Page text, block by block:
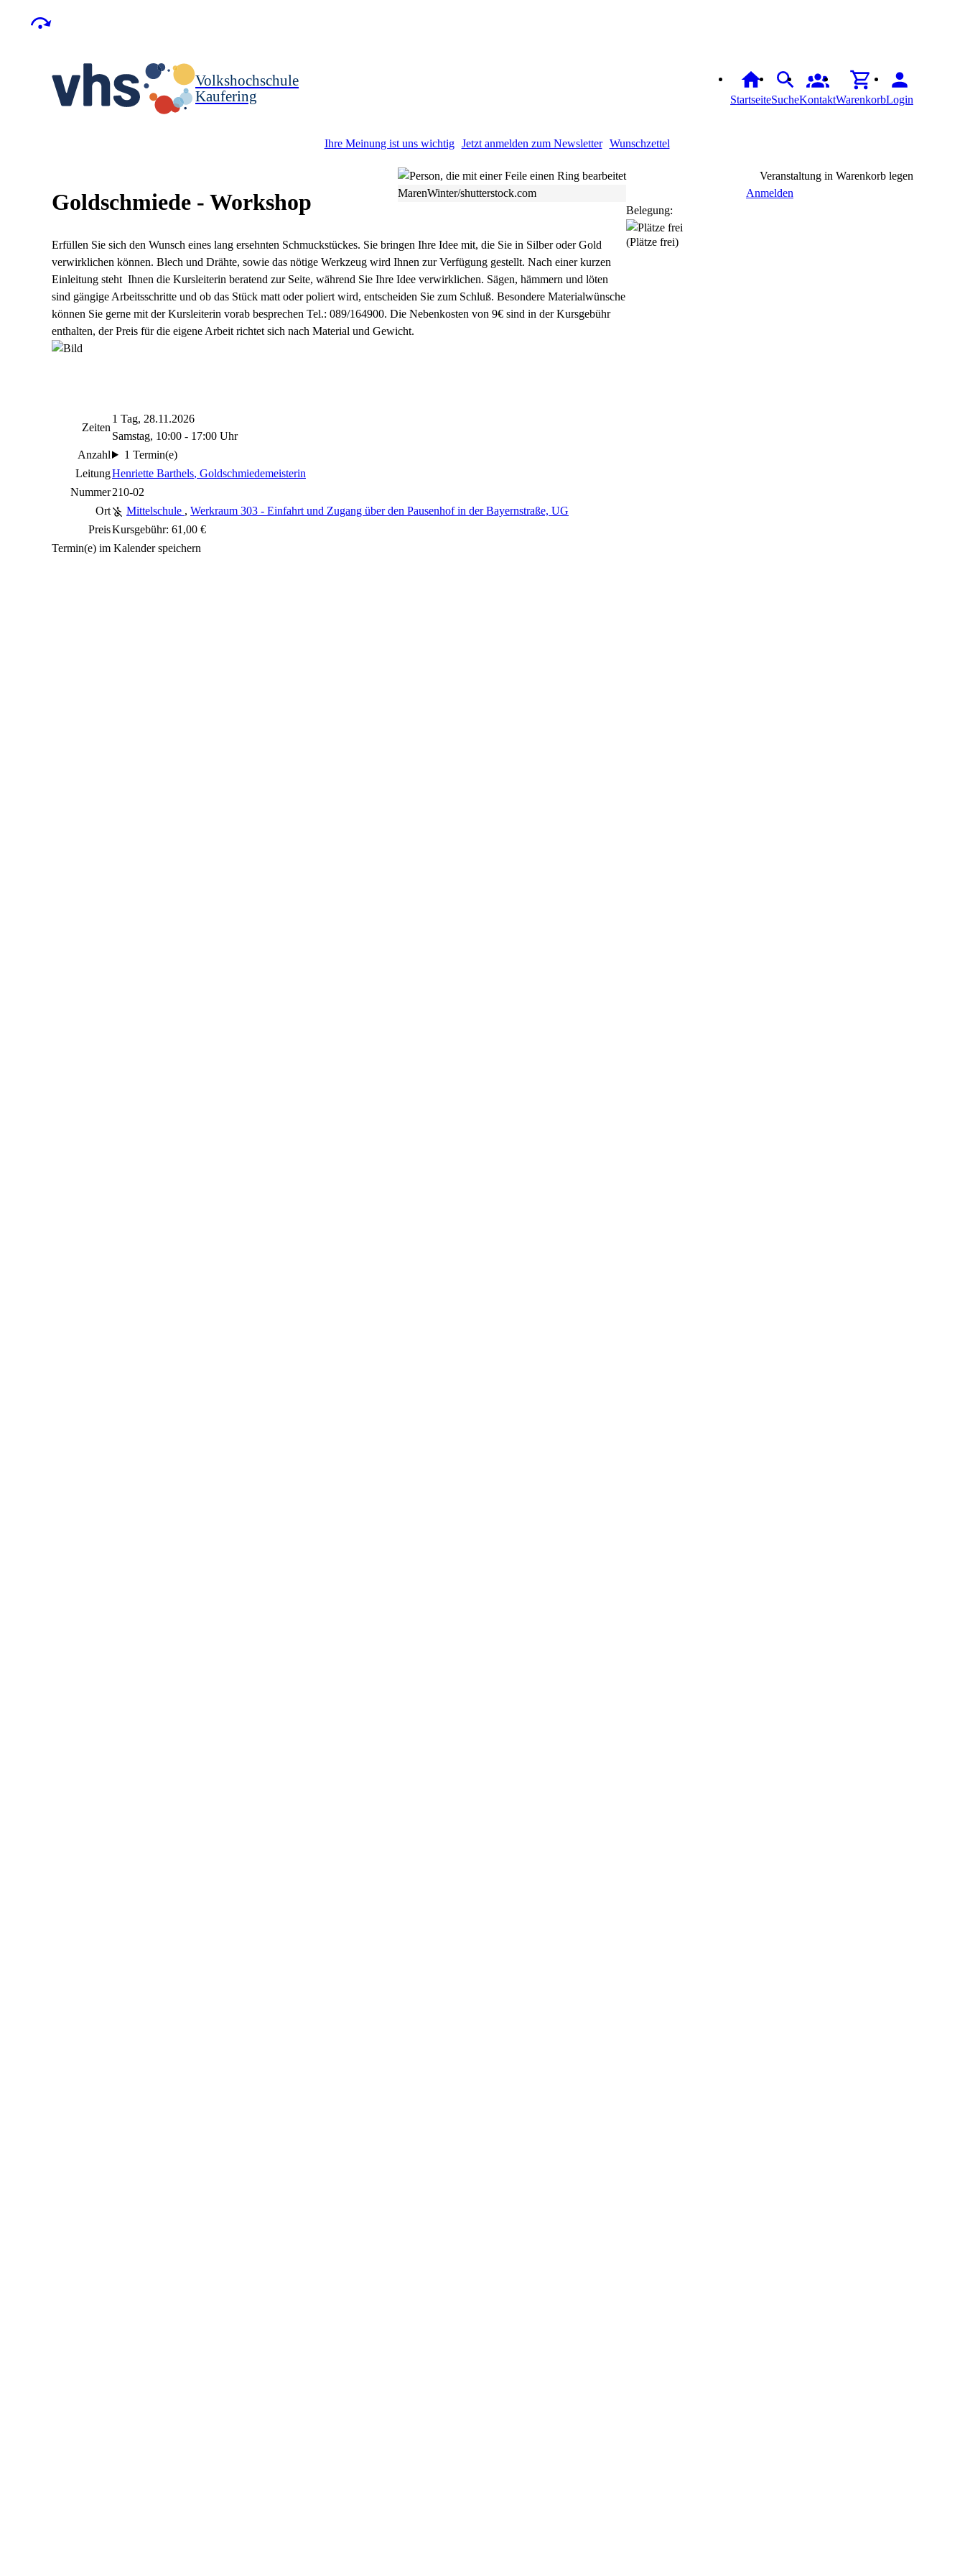
Volkshochschule
Kaufering
StartseiteSucheKontaktWarenkorbLogin
Ihre Meinung ist uns wichtig Jetzt anmelden zum Newsletter Wunschzettel
MarenWinter/shutterstock.com
Goldschmiede - Workshop
Erfüllen Sie sich den Wunsch eines lang ersehnten Schmuckstückes. Sie bringen Ihre Idee mit, die Sie in Silber oder Gold
verwirklichen können. Blech und Drähte, sowie das nötige Werkzeug wird Ihnen zur Verfügung gestellt. Nach einer kurzen
Einleitung steht Ihnen die Kursleiterin beratend zur Seite, während Sie Ihre Idee verwirklichen. Sägen, hämmern und löten
sind gängige Arbeitsschritte und ob das Stück matt oder poliert wird, entscheiden Sie zum Schluß. Besondere Materialwünsche
können Sie gerne mit der Kursleiterin vorab besprechen Tel.: 089/164900. Die Nebenkosten von 9€ sind in der Kursgebühr
enthalten, der Preis für die eigene Arbeit richtet sich nach Material und Gewicht.
Zeiten
1 Tag, 28.11.2026
Samstag, 10:00 - 17:00 Uhr
Anzahl
1 Termin(e)
LeitungHenriette Barthels, Goldschmiedemeisterin
Nummer210-02
Ort
Mittelschule , Werkraum 303 - Einfahrt und Zugang über den Pausenhof in der Bayernstraße, UG
PreisKursgebühr: 61,00 €
Veranstaltung in Warenkorb legen
Anmelden
Belegung:
(Plätze frei)
Termin(e) im Kalender speichern